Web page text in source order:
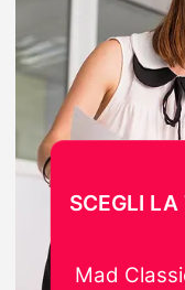
SCEGLI
Mad